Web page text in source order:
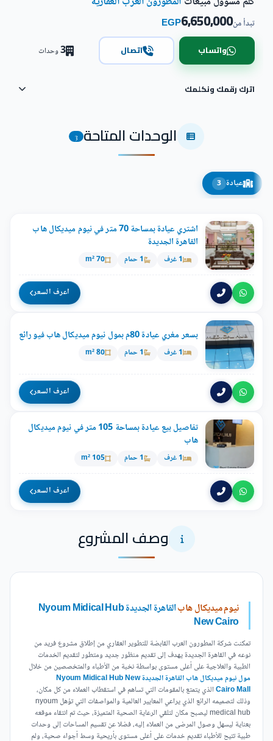
تبدأ من6,650,000
EGP
واتساب اتصال 3وحدات
اترك رقمك ونكلمك
الوحدات المتاحة 3
عيادة 3
اشتري عيادة بمساحة 70 متر في نيوم ميديكال هاب
القاهرة الجديدة
1 غرف 1 حمام 70 m²
اعرف السعر
بسعر مغري عيادة 80م بمول نيوم ميديكال هاب فيو رائع
1 غرف 1 حمام 80 m²
اعرف السعر
تفاصيل بيع عيادة بمساحة 105 متر في نيوم ميديكال
هاب
1 غرف 1 حمام 105 m²
اعرف السعر
وصف المشروع
نيوم ميديكال هاب
القاهرة الجديدة Nyoum Midical Hub
New Cairo
تمكنت شركة المطورون العرب القابضة للتطوير العقاري من إطلاق مشروع فريد من
نوعه في القاهرة الجديدة يهدف إلى تقديم منظور جديد ومتطور لتقديم الخدمات
الطبية والعلاجية على أعلى مستوى بواسطة نخبة من الأطباء والمتخصصين من خلال
مول نيوم ميديكال هاب القاهرة الجديدة Nyoum Midical Hub New
CairoMall
الذي يتمتع بالمقومات التي تساهم في استقطاب العملاء من كل مكان،
وذلك لتصميمه الرائع الذي يراعي المعايير العالمية والمواصفات التي تؤهل nyoum
medical hub ليصبح مكان لتلقي الرعاية الصحية المتميزة، حيث تم انتقاء موقعه
بعناية ليسهل وصول المرضى من العملاء إليه، فضلا عن تقسيم المساحات إلى وحدات
طبية تتيح للأطباء تقديم خدمات على أعلى مستوى بأريحية وسط أجواء صحية، ولم